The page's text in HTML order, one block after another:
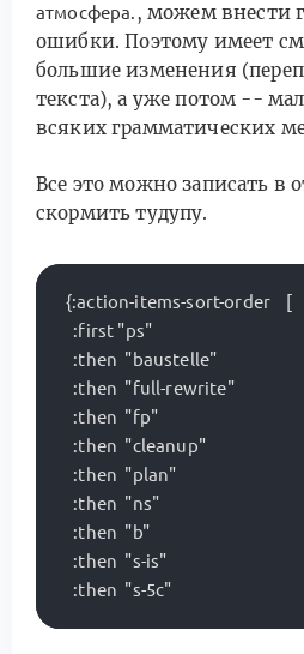
атмосфера., можем внести
ошибки. Поэтому имеет
большие изменения
текста), а уже потом --
всяких грамматических
Все это можно записать в
скормить тудупу.
{:action-items-sort-order    [